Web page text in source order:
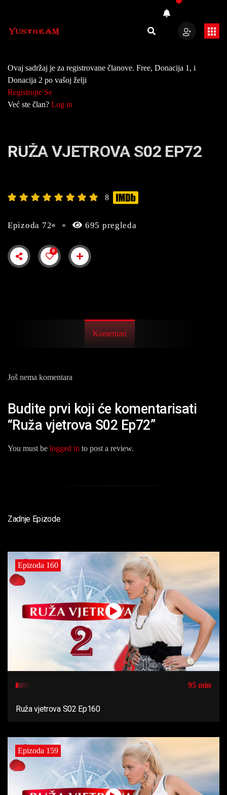
Ovaj sadržaj je za registrovane članove. Free, Donacija 1, i
Donacija 2 po vašoj želji
Registrujte Se
Već ste član? Log in
RUŽA VJETROVA S02 EP72
8
Epizoda 72 695 pregleda
0
Komentari
Još nema komentara
Budite prvi koji će komentarisati
“Ruža vjetrova S02 Ep72”
You must be logged in to post a review.
Zadnje Epizode
Epizoda 160
95 min
Ruža vjetrova S02 Ep160
Epizoda 159